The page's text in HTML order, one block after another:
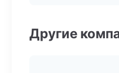
Другие